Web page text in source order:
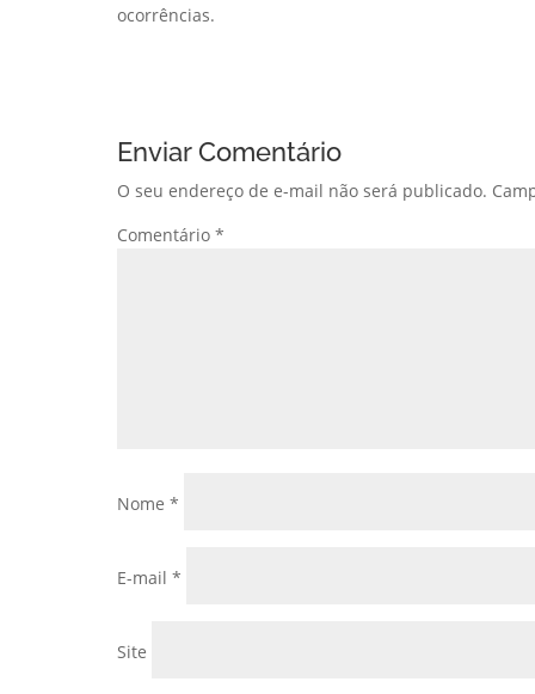
ocorrências.
Enviar Comentário
O seu endereço de e-mail não será publicado.
Comentário *
Nome *
E-mail *
Site